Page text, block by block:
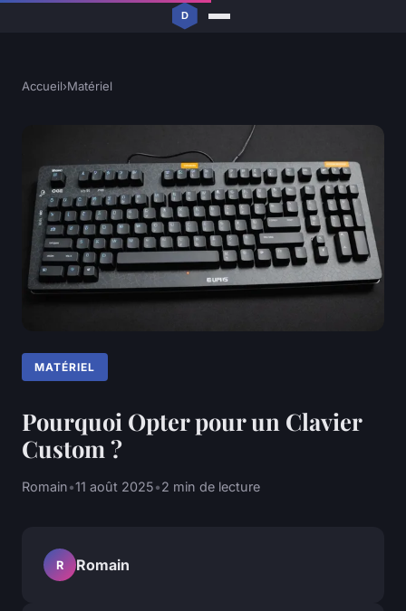
Accueil›Matériel
MATÉRIEL
Pourquoi Opter pour un Clavier
Custom ?
Romain•11 août 2025•2 min de lecture
R Romain